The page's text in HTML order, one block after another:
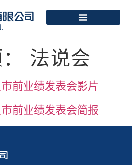
法说会
前业绩发表会影片
前业绩发表会简报